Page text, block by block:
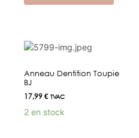
Anneau Dentition Toupie
BJ
17,99€ TVAC
2 en stock